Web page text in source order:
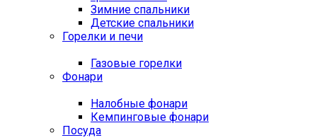
Зимние спальники
Детские спальники
Горелки и печи
Газовые горелки
Фонари
Налобные фонари
Кемпинговые фонари
Посуда